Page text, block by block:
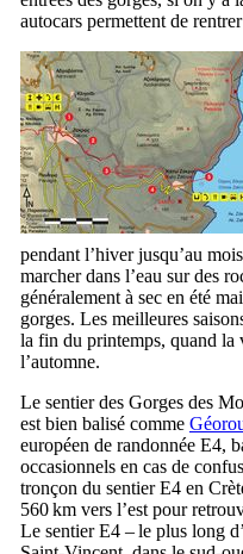
autocars permettent de
pendant l’hiver jusqu’au
marcher dans l’eau sur des
généralement à sec en été
gorges. Les meilleures
la fin du printemps, quand la
l’automne.
Le sentier des Gorges des
est bien balisé comme
européen de randonnée E4,
occasionnels en cas de
tronçon du sentier E4 en
560 km vers l’est pour
Le sentier E4 – le plus long